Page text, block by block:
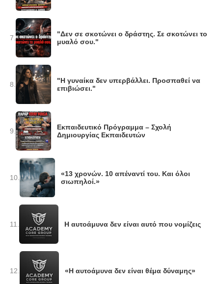
7.
"Δεν σε σκοτώνει ο δράστης. Σε σκοτώνει το
μυαλό σου."
8.
"Η γυναίκα δεν υπερβάλλει. Προσπαθεί να
επιβιώσει."
9.
Εκπαιδευτικό Πρόγραμμα – Σχολή
Δημιουργίας Εκπαιδευτών
10.
«13 χρονών. 10 απέναντί του. Και όλοι
σιωπηλοί.»
11. Η αυτοάμυνα δεν είναι αυτό που νομίζεις
12. «Η αυτοάμυνα δεν είναι θέμα δύναμης»